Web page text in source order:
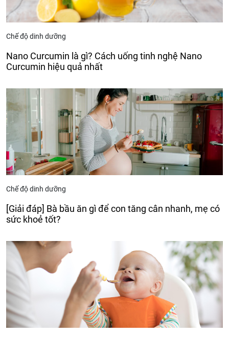
Chế độ dinh dưỡng
Nano Curcumin là gì? Cách uống tinh nghệ Nano
Curcumin hiệu quả nhất
Chế độ dinh dưỡng
[Giải đáp] Bà bầu ăn gì để con tăng cân nhanh, mẹ có
sức khoẻ tốt?